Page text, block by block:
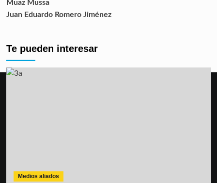
Muaz Mussa
Juan Eduardo Romero Jiménez
Te pueden interesar
Medios aliados